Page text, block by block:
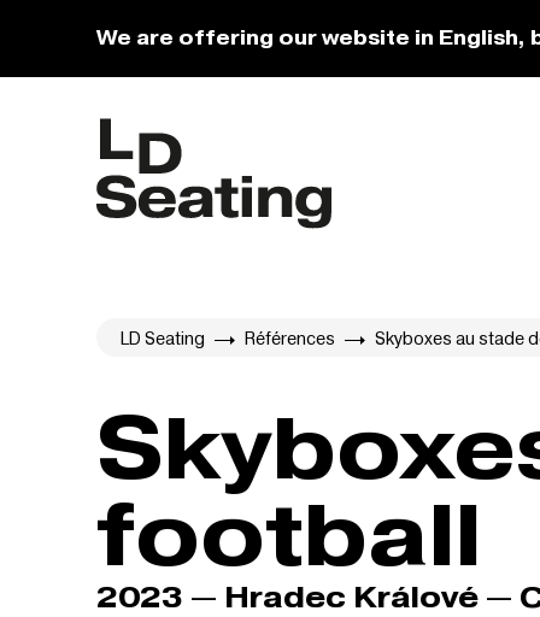
We are offering our website in English,
LD Seating Références Skyboxes au stade
football
2023 — Hradec Králové —